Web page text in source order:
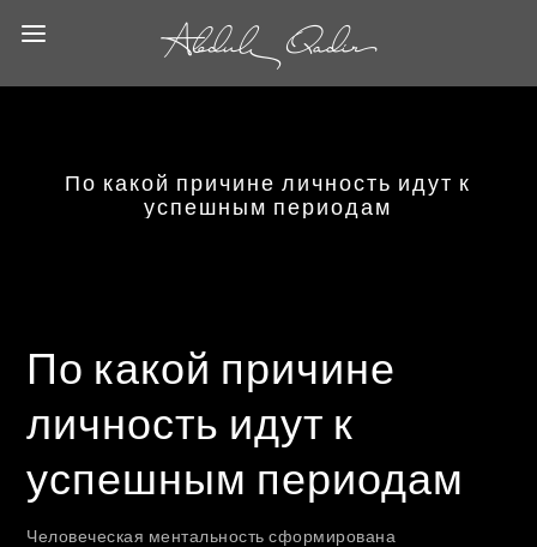
По какой причине личность идут к
успешным периодам
По какой причине
личность идут к
успешным периодам
Человеческая ментальность сформирована